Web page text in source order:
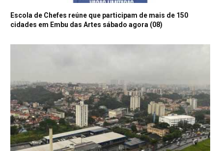
Escola de Chefes reúne que participam de mais de 150
cidades em Embu das Artes sábado agora (08)